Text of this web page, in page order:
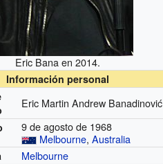
Eric Bana en 2014.
Información personal
Eric Martin Andrew Banadinović
9 de agosto de 1968
Melbourne,Australia
Melbourne